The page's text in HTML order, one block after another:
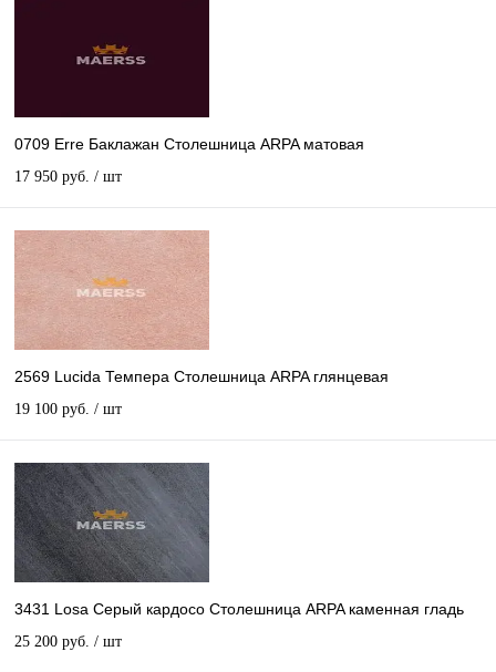
0709 Erre Баклажан Столешница ARPA матовая
17 950 руб. / шт
2569 Lucida Темпера Столешница ARPA глянцевая
19 100 руб. / шт
3431 Losa Серый кардосо Столешница ARPA каменная гладь
25 200 руб. / шт